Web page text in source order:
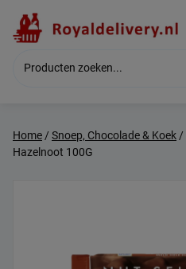
content
Home/ Snoep, Chocolade & Koek/
Hazelnoot 100G